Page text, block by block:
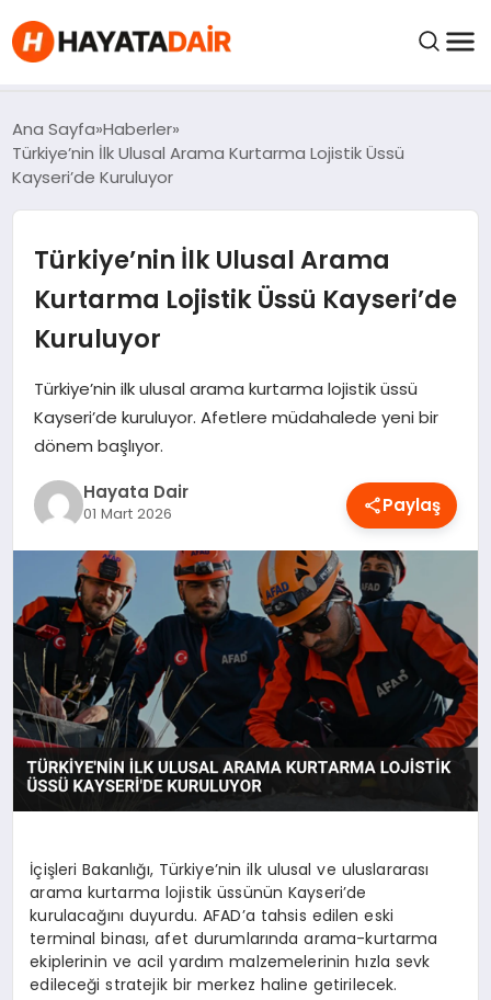
FIYATLAR
HABERLER
İNCELEMELER
KIMDIR?
NEDIR?
OYUN
RÜYA TABIRLERI
SAĞLIK
TEKNOLOJI
Ana Sayfa Haberler
Türkiye’nin İlk Ulusal Arama Kurtarma Lojistik Üssü
Kayseri’de Kuruluyor
Türkiye’nin İlk Ulusal Arama
Kurtarma Lojistik Üssü Kayseri’de
Kuruluyor
Türkiye’nin ilk ulusal arama kurtarma lojistik üssü
Kayseri’de kuruluyor. Afetlere müdahalede yeni bir
dönem başlıyor.
Hayata Dair
01 Mart 2026 Paylaş
İçişleri Bakanlığı, Türkiye’nin ilk ulusal ve uluslararası
arama kurtarma lojistik üssünün Kayseri’de
kurulacağını duyurdu. AFAD’a tahsis edilen eski
terminal binası, afet durumlarında arama-kurtarma
ekiplerinin ve acil yardım malzemelerinin hızla sevk
edileceği stratejik bir merkez haline getirilecek.